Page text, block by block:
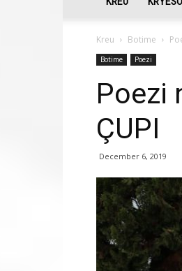
Kreu Botime
Botime Poezi
Poezi
ÇUPI
December 6, 2019